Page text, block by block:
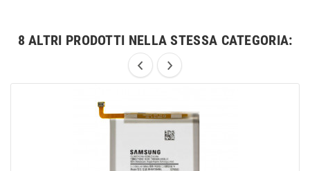
8 ALTRI PRODOTTI NELLA STESSA CATEGORIA: